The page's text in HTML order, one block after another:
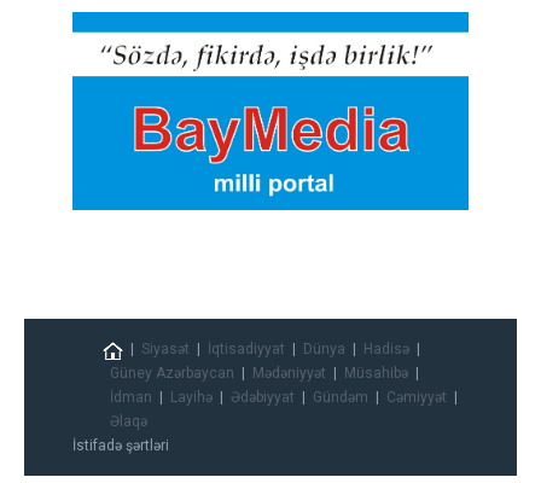
Siyasət İqtisadiyyat Dünya
Hadisə
Güney Azərbaycan
Mədəniyyət
Müsahibə
İdman
Layihə Ədəbiyyat Gündəm
Cəmiyyət
Əlaqə
İstifadə şərtləri